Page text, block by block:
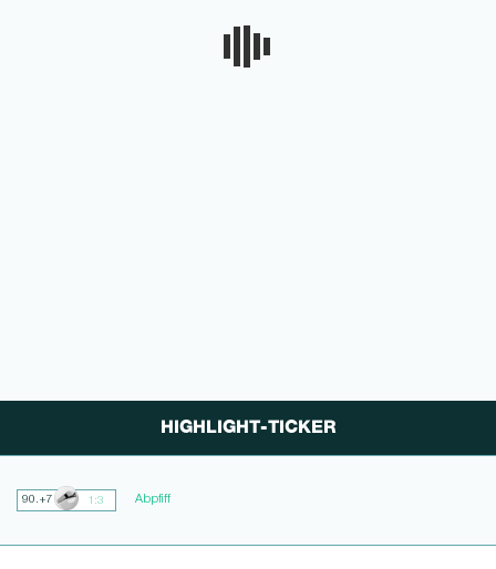
HIGHLIGHT-TICKER
90.+7 1:3 Abpfiff